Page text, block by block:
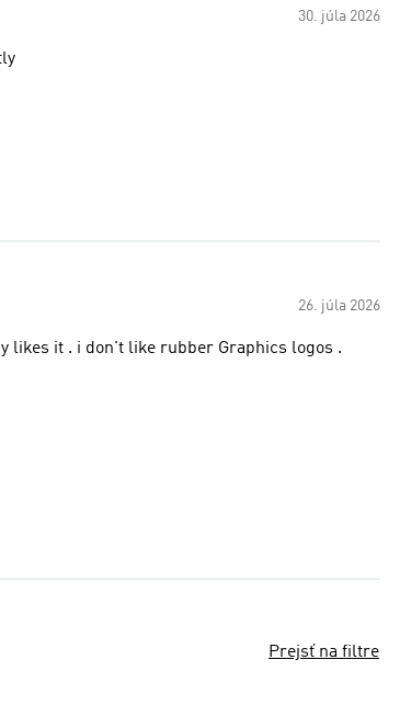
30. júla 2026
26. júla 2026
likes it . i don't like rubber Graphics logos .
Prejsť na filtre